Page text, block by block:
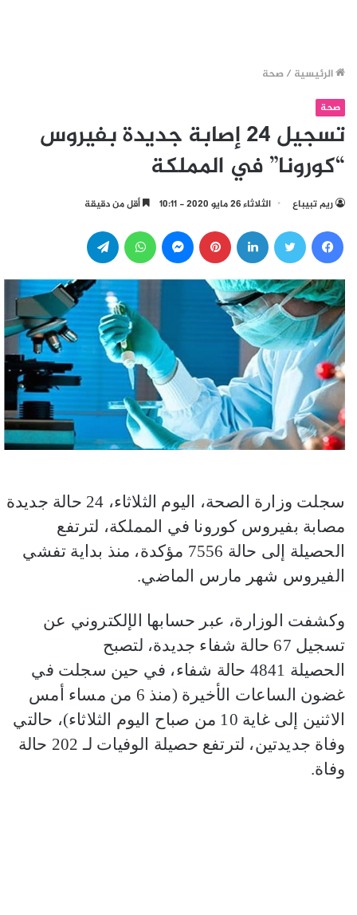
الرئيسية /صحة
صحة
تسجيل 24 إصابة جديدة بفيروس
“كورونا” في المملكة
ريم تبيباع الثلاثاء 26 مايو 2020 - 10:11 أقل من دقيقة
سجلت وزارة الصحة، اليوم الثلاثاء، 24 حالة جديدة
مصابة بفيروس كورونا في المملكة، لترتفع
الحصيلة إلى حالة 7556 مؤكدة، منذ بداية تفشي
الفيروس شهر مارس الماضي.
وكشفت الوزارة، عبر حسابها الإلكتروني عن
تسجيل 67 حالة شفاء جديدة، لتصبح
الحصيلة 4841 حالة شفاء، في حين سجلت في
غضون الساعات الأخيرة (منذ 6 من مساء أمس
الاثنين إلى غاية 10 من صباح اليوم الثلاثاء)، حالتي
وفاة جديدتين، لترتفع حصيلة الوفيات لـ 202 حالة
وفاة.